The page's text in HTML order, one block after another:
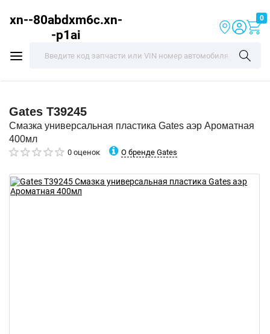
xn--80abdxm6c.xn-
-p1ai
0
Gates T39245
Смазка универсальная пластика Gates аэр Ароматная
400мл
0 оценок О бренде Gates